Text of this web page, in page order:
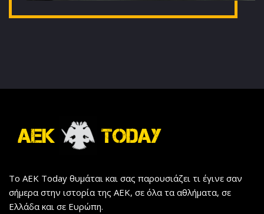
Το AEK Today θυμάται και σας παρουσιάζει τι έγινε σαν
σήμερα στην ιστορία της ΑΕΚ, σε όλα τα αθλήματα, σε
Ελλάδα και σε Ευρώπη.